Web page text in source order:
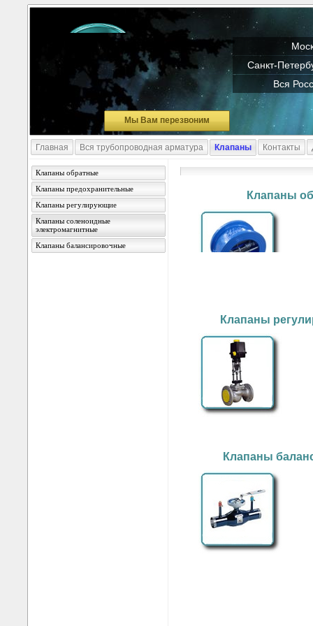
Санкт-
Вся
Мы Вам перезвоним
Главная Вся трубопроводная арматура Клапаны Контакты
Клапаны
Клапаны
Клапаны
Клапаны обратные
Клапаны предохранительные
Клапаны регулирующие
Клапаны соленоидные
электромагнитные
Клапаны балансировочные